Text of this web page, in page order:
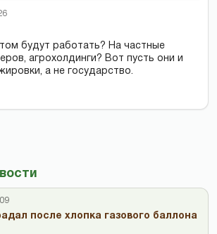
после хлопка газового баллона
будут работать? На частные
агрохолдинги? Вот пусть они и
а не государство.